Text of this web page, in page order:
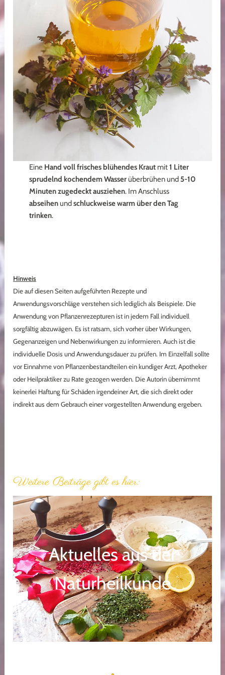
Eine Hand voll frisches blühendes Krautmit1 Liter
sprudelnd kochendem Wasserüberbrühen und 5-10
Minuten zugedeckt ausziehen. Im Anschluss
abseihenundschluckweisewarm über den Tag
trinken.
Hinweis
Die auf diesen Seiten aufgeführten Rezepte und
Anwendungsvorschläge verstehen sich lediglich als Beispiele. Die
Anwendung von Pflanzenrezepturen ist in jedem Fall individuell
sorgfältig abzuwägen. Es ist ratsam, sich vorher über Wirkungen,
Gegenanzeigen und Nebenwirkungen zu informieren. Auch ist die
individuelle Dosis und Anwendungsdauer zu prüfen. Im Einzelfall sollte
vor Einnahme von Pflanzenbestandteilen ein kundiger Arzt, Apotheker
oder Heilpraktiker zu Rate gezogen werden. Die Autorin übernimmt
keinerlei Haftung für Schäden irgendeiner Art, die sich direkt oder
indirekt aus dem Gebrauch einer vorgestellten Anwendung ergeben.
Weitere Beiträge gibt es hier:
Aktuelles aus der
Naturheilkunde